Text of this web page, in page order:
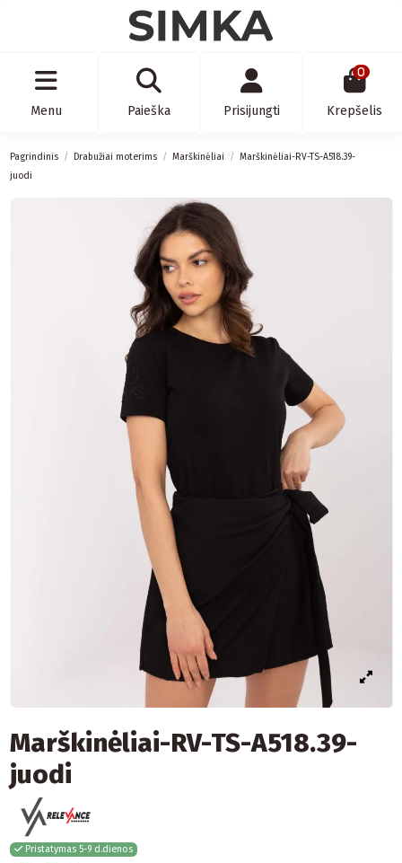
Menu Paieška Prisijungti
0
Krepšelis
Pagrindinis Drabužiai moterims Marškinėliai
Marškinėliai-RV-TS-A518.39-
juodi
Marškinėliai-RV-TS-A518.39-
juodi
Pristatymas 5-9 d.dienos